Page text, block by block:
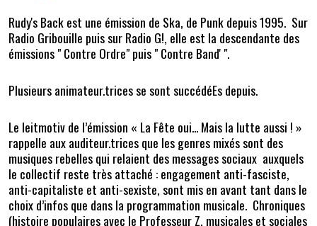
Rudy's Back est une émission de Ska, de Punk depuis 1995. Sur
Radio Gribouille puis sur Radio G!, elle est la descendante des
émissions " Contre Ordre" puis " Contre Band' ".
Plusieurs animateur.trices se sont succédéEs depuis.
Le leitmotiv de l’émission « La Fête oui... Mais la lutte aussi ! »
rappelle aux auditeur.trices que les genres mixés sont des
musiques rebelles qui relaient des messages sociaux auxquels
le collectif reste très attaché : engagement anti-fasciste,
anti-capitaliste et anti-sexiste, sont mis en avant tant dans le
choix d’infos que dans la programmation musicale. Chroniques
(histoire populaires avec le Professeur Z, musicales et sociales